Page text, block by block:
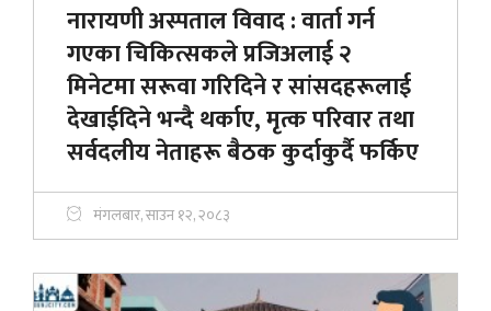
नारायणी अस्पताल विवाद : वार्ता गर्न
गएका चिकित्सकले प्रजिअलाई २
मिनेटमा सरूवा गरिदिने र सांसदहरूलाई
देखाईदिने भन्दै थर्काए, मृत्क परिवार तथा
सर्वदलीय नेताहरू बैठक कुर्दाकुर्दै फर्किए
मंगलबार, साउन १२, २०८३